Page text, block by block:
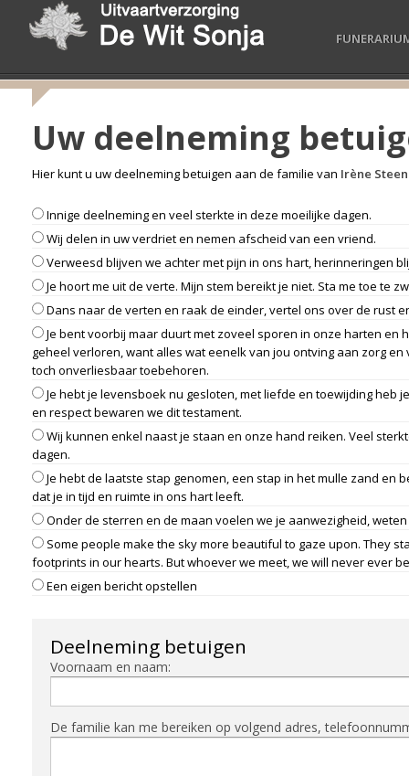
Uw deelneming
Hier kunt u uw deelneming betuigen aan de familie van Irène
Innige deelneming en veel sterkte in deze moeilijke dagen.
Wij delen in uw verdriet en nemen afscheid van een vriend.
Verweesd blijven we achter met pijn in ons hart, herinneringen
Je hoort me uit de verte. Mijn stem bereikt je niet. Sta me toe te
Dans naar de verten en raak de einder, vertel ons over de rust
Je bent voorbij maar duurt met zoveel sporen in onze harten en
geheel verloren, want alles wat eenelk van jou ontving aan zorg
toch onverliesbaar toebehoren.
Je hebt je levensboek nu gesloten, met liefde en toewijding heb
en respect bewaren we dit testament.
Wij kunnen enkel naast je staan en onze hand reiken. Veel
dagen.
Je hebt de laatste stap genomen, een stap in het mulle zand en
dat je in tijd en ruimte in ons hart leeft.
Onder de sterren en de maan voelen we je aanwezigheid,
Some people make the sky more beautiful to gaze upon. They
footprints in our hearts. But whoever we meet, we will never ever
Een eigen bericht opstellen
Deelneming betuigen
Voornaam en naam:
De familie kan me bereiken op volgend adres,